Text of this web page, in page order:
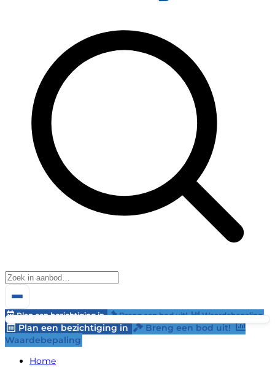
Plan een bezichtiging in Breng een bod uit! Waardebepaling
Plan een bezichtiging in
Breng een bod uit!
Waardebepaling
Home